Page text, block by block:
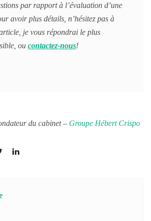
par rapport à l’évaluation d’une
avoir plus détails, n’hésitez pas à
je vous répondrai le plus
ou contactez-nous!
du cabinet – Groupe Hébert Crispo